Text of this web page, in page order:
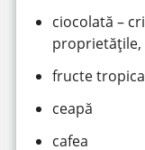
ciocolată –
proprietățile,
fructe
ceapă
cafea